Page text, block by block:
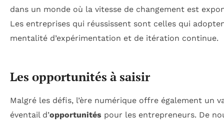
dans un monde où la vitesse de changement est
Les entreprises qui réussissent sont celles qui
mentalité d’expérimentation et de itération continue.
Les opportunités à saisir
Malgré les défis, l’ère numérique offre également un
éventail d’opportunités pour les entrepreneurs. De